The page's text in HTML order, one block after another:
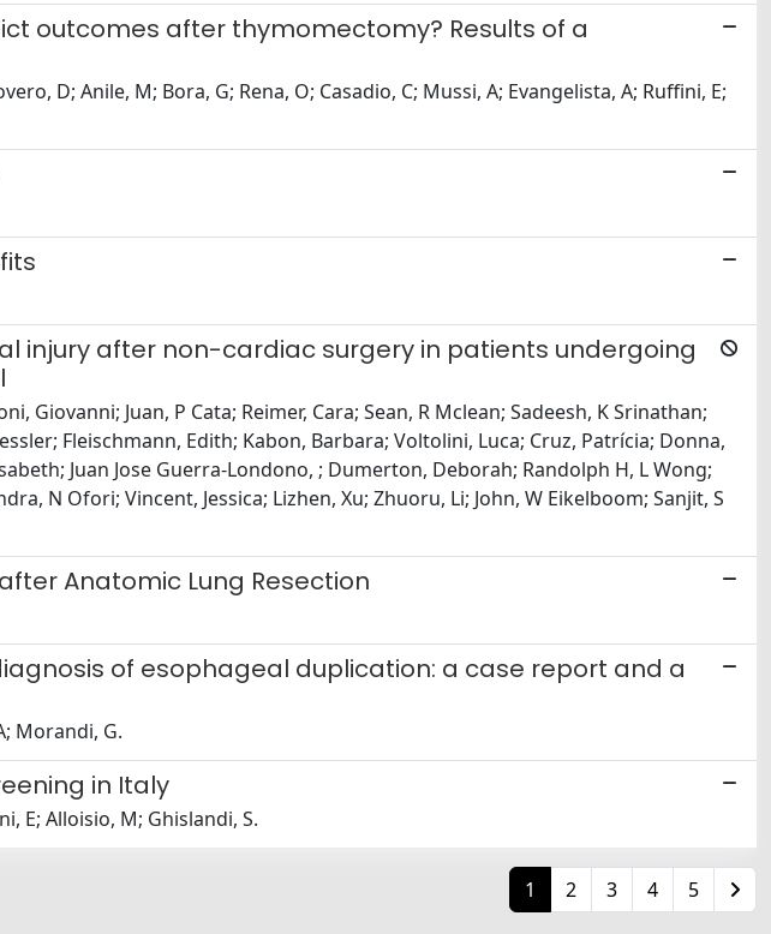
outcomes after thymomectomy? Results of a
D; Anile, M; Bora, G; Rena, O; Casadio, C; Mussi, A; Evangelista, A; Ruffini, E;
injury after non-cardiac surgery in patients undergoing
Giovanni; Juan, P Cata; Reimer, Cara; Sean, R Mclean; Sadeesh, K Srinathan;
Fleischmann, Edith; Kabon, Barbara; Voltolini, Luca; Cruz, Patrícia; Donna,
Juan Jose Guerra-Londono, ; Dumerton, Deborah; Randolph H, L Wong;
N Ofori; Vincent, Jessica; Lizhen, Xu; Zhuoru, Li; John, W Eikelboom; Sanjit, S
Anatomic Lung Resection
of esophageal duplication: a case report and a
Morandi, G.
in Italy
E; Alloisio, M; Ghislandi, S.
1 2 3 4 5